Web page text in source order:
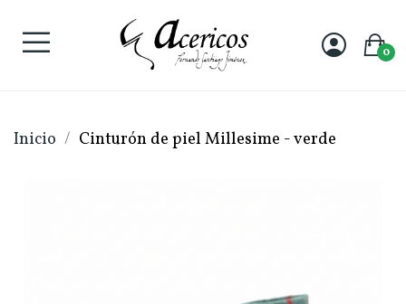
0
Inicio Cinturón de piel Millesime - verde